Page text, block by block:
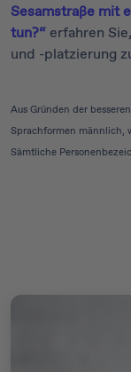
Sesamstraße mit
tun?“ erfahren
und -platzierung
Aus Gründen der
Sprachformen männlich,
Sämtliche